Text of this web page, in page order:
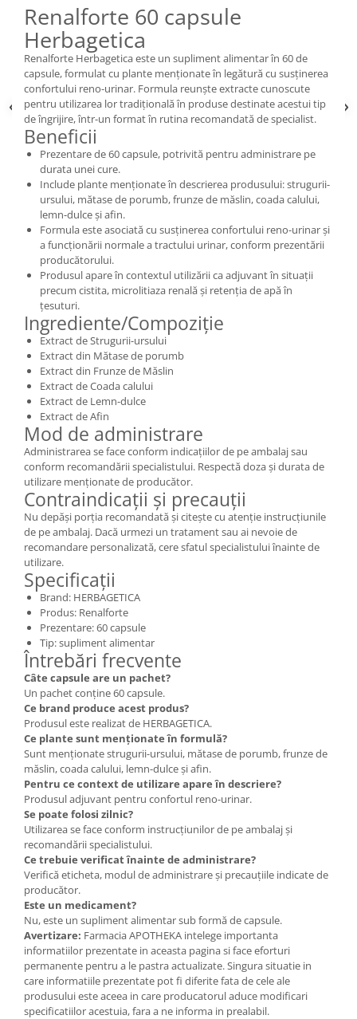
Renalforte 60 capsule
Herbagetica
Renalforte Herbagetica este un supliment alimentar în 60 de
capsule, formulat cu plante menționate în legătură cu susținerea
confortului reno-urinar. Formula reunște extracte cunoscute
pentru utilizarea lor tradițională în produse destinate acestui tip
de îngrijire, într-un format în rutina recomandată de specialist.
Beneficii
Prezentare de 60 capsule, potrivită pentru administrare pe
durata unei cure.
Include plante menționate în descrierea produsului: strugurii-
ursului, mătase de porumb, frunze de măslin, coada calului,
lemn-dulce și afin.
Formula este asociată cu susținerea confortului reno-urinar și
a funcționării normale a tractului urinar, conform prezentării
producătorului.
Produsul apare în contextul utilizării ca adjuvant în situații
precum cistita, microlitiaza renală și retenția de apă în
țesuturi.
Ingrediente/Compoziție
Extract de Strugurii-ursului
Extract din Mătase de porumb
Extract din Frunze de Măslin
Extract de Coada calului
Extract de Lemn-dulce
Extract de Afin
Mod de administrare
Administrarea se face conform indicațiilor de pe ambalaj sau
conform recomandării specialistului. Respectă doza și durata de
utilizare menționate de producător.
Contraindicații și precauții
Nu depăși porția recomandată și citește cu atenție instrucțiunile
de pe ambalaj. Dacă urmezi un tratament sau ai nevoie de
recomandare personalizată, cere sfatul specialistului înainte de
utilizare.
Specificații
Brand: HERBAGETICA
Produs: Renalforte
Prezentare: 60 capsule
Tip: supliment alimentar
Întrebări frecvente
Câte capsule are un pachet?
Un pachet conține 60 capsule.
Ce brand produce acest produs?
Produsul este realizat de HERBAGETICA.
Ce plante sunt menționate în formulă?
Sunt menționate strugurii-ursului, mătase de porumb, frunze de
măslin, coada calului, lemn-dulce și afin.
Pentru ce context de utilizare apare în descriere?
Produsul adjuvant pentru confortul reno-urinar.
Se poate folosi zilnic?
Utilizarea se face conform instrucțiunilor de pe ambalaj și
recomandării specialistului.
Ce trebuie verificat înainte de administrare?
Verifică eticheta, modul de administrare și precauțiile indicate de
producător.
Este un medicament?
Nu, este un supliment alimentar sub formă de capsule.
Avertizare: Farmacia APOTHEKA intelege importanta
informatiilor prezentate in aceasta pagina si face eforturi
permanente pentru a le pastra actualizate. Singura situatie in
care informatiile prezentate pot fi diferite fata de cele ale
produsului este aceea in care producatorul aduce modificari
specificatiilor acestuia, fara a ne informa in prealabil.